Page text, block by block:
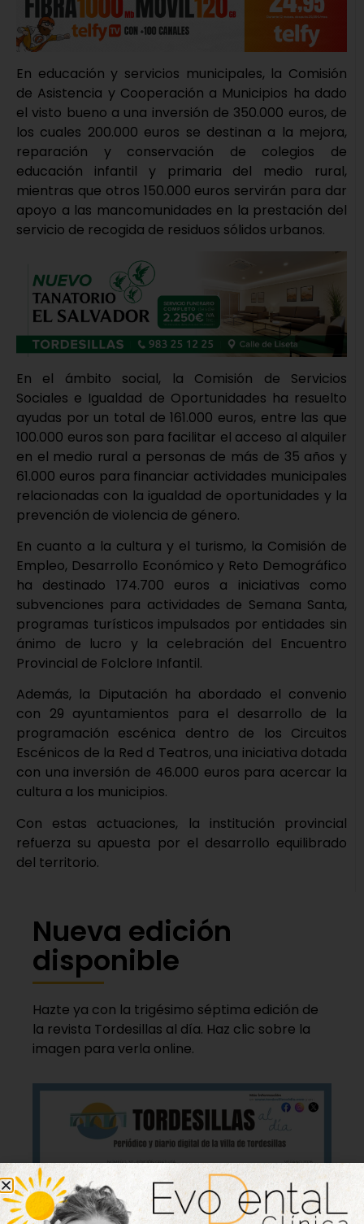
En educación y servicios municipales, la Comisión
de Asistencia y Cooperación a Municipios ha dado
el visto bueno a una inversión de 350.000 euros, de
los cuales 200.000 euros se destinan a la mejora,
reparación y conservación de colegios de
educación infantil y primaria del medio rural,
mientras que otros 150.000 euros servirán para dar
apoyo a las mancomunidades en la prestación del
servicio de recogida de residuos sólidos urbanos.
En el ámbito social, la Comisión de Servicios
Sociales e Igualdad de Oportunidades ha resuelto
ayudas por un total de 161.000 euros, entre las que
100.000 euros son para facilitar el acceso al alquiler
en el medio rural a personas de más de 35 años y
61.000 euros para financiar actividades municipales
relacionadas con la igualdad de oportunidades y la
prevención de violencia de género.
En cuanto a la cultura y el turismo, la Comisión de
Empleo, Desarrollo Económico y Reto Demográfico
ha destinado 174.700 euros a iniciativas como
subvenciones para actividades de Semana Santa,
programas turísticos impulsados por entidades sin
ánimo de lucro y la celebración del Encuentro
Provincial de Folclore Infantil.
Además, la Diputación ha abordado el convenio
con 29 ayuntamientos para el desarrollo de la
programación escénica dentro de los Circuitos
Escénicos de la Red d Teatros, una iniciativa dotada
con una inversión de 46.000 euros para acercar la
cultura a los municipios.
Con estas actuaciones, la institución provincial
refuerza su apuesta por el desarrollo equilibrado
del territorio.
Nueva edición
disponible
Hazte ya con la trigésimo séptima edición de
la revista Tordesillas al día. Haz clic sobre la
imagen para verla online.